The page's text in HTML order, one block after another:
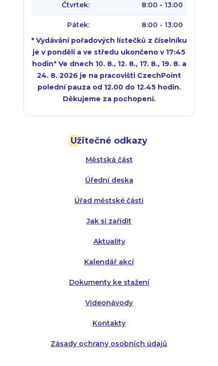
Užitečné odkazy
Městská část
Úřední deska
Úřad městské části
Jak si zařídit
Aktuality
Kalendář akcí
Dokumenty ke stažení
Videonávody
Kontakty
Zásady ochrany osobních údajů
Čtvrtek: 8:00 - 13:00
Pátek:
8:00 - 13:00
* Vydávání pořadových lístečků z číselníku
je v pondělí a ve středu ukončeno v 17:45
hodin* Ve dnech 10. 8., 12. 8., 17. 8., 19. 8. a
24. 8. 2026 je na pracovišti CzechPoint
polední pauza od 12.00 do 12.45 hodin.
Děkujeme za pochopení.
Úterý:
Středa:
Čtvrtek:
Pátek:
Úterý:
Středa:
Čtvrtek: